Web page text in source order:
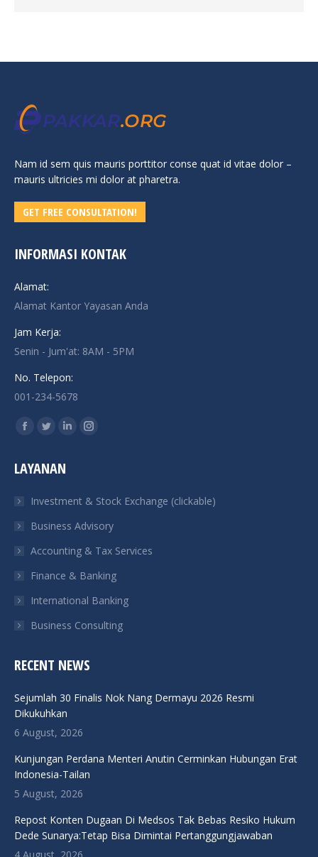
Nam id sem quis mauris porttitor conse quat id vitae dolor –
mauris ultricies mi dolor at pharetra.
GET FREE CONSULTATION!
INFORMASI KONTAK
Alamat:
Alamat Kantor Yayasan Anda
Jam Kerja:
Senin - Jum'at: 8AM - 5PM
No. Telepon:
001-234-5678
Find us on:
Facebook
opens
new
window
Twitter
opens
new
window
Linkedin
new
window
Instagram
new
window
LAYANAN
Investment & Stock Exchange (clickable)
Business Advisory
Accounting & Tax Services
Finance & Banking
International Banking
Business Consulting
RECENT NEWS
Sejumlah 30 Finalis Nok Nang Dermayu 2026 Resmi
Dikukuhkan
6 August, 2026
Kunjungan Perdana Menteri Anutin Cerminkan Hubungan Erat
Indonesia-Tailan
5 August, 2026
Repost Konten Dugaan Di Medsos Tak Bebas Resiko Hukum
Dede Sunarya:Tetap Bisa Dimintai Pertanggungjawaban